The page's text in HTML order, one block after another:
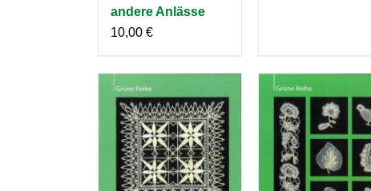
andere Anlässe
10,00 €